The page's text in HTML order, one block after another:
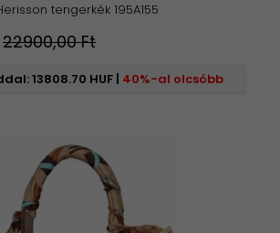
tengerkék 195A155
22900,00 Ft
13808.70 HUF 40%-al olcsóbb